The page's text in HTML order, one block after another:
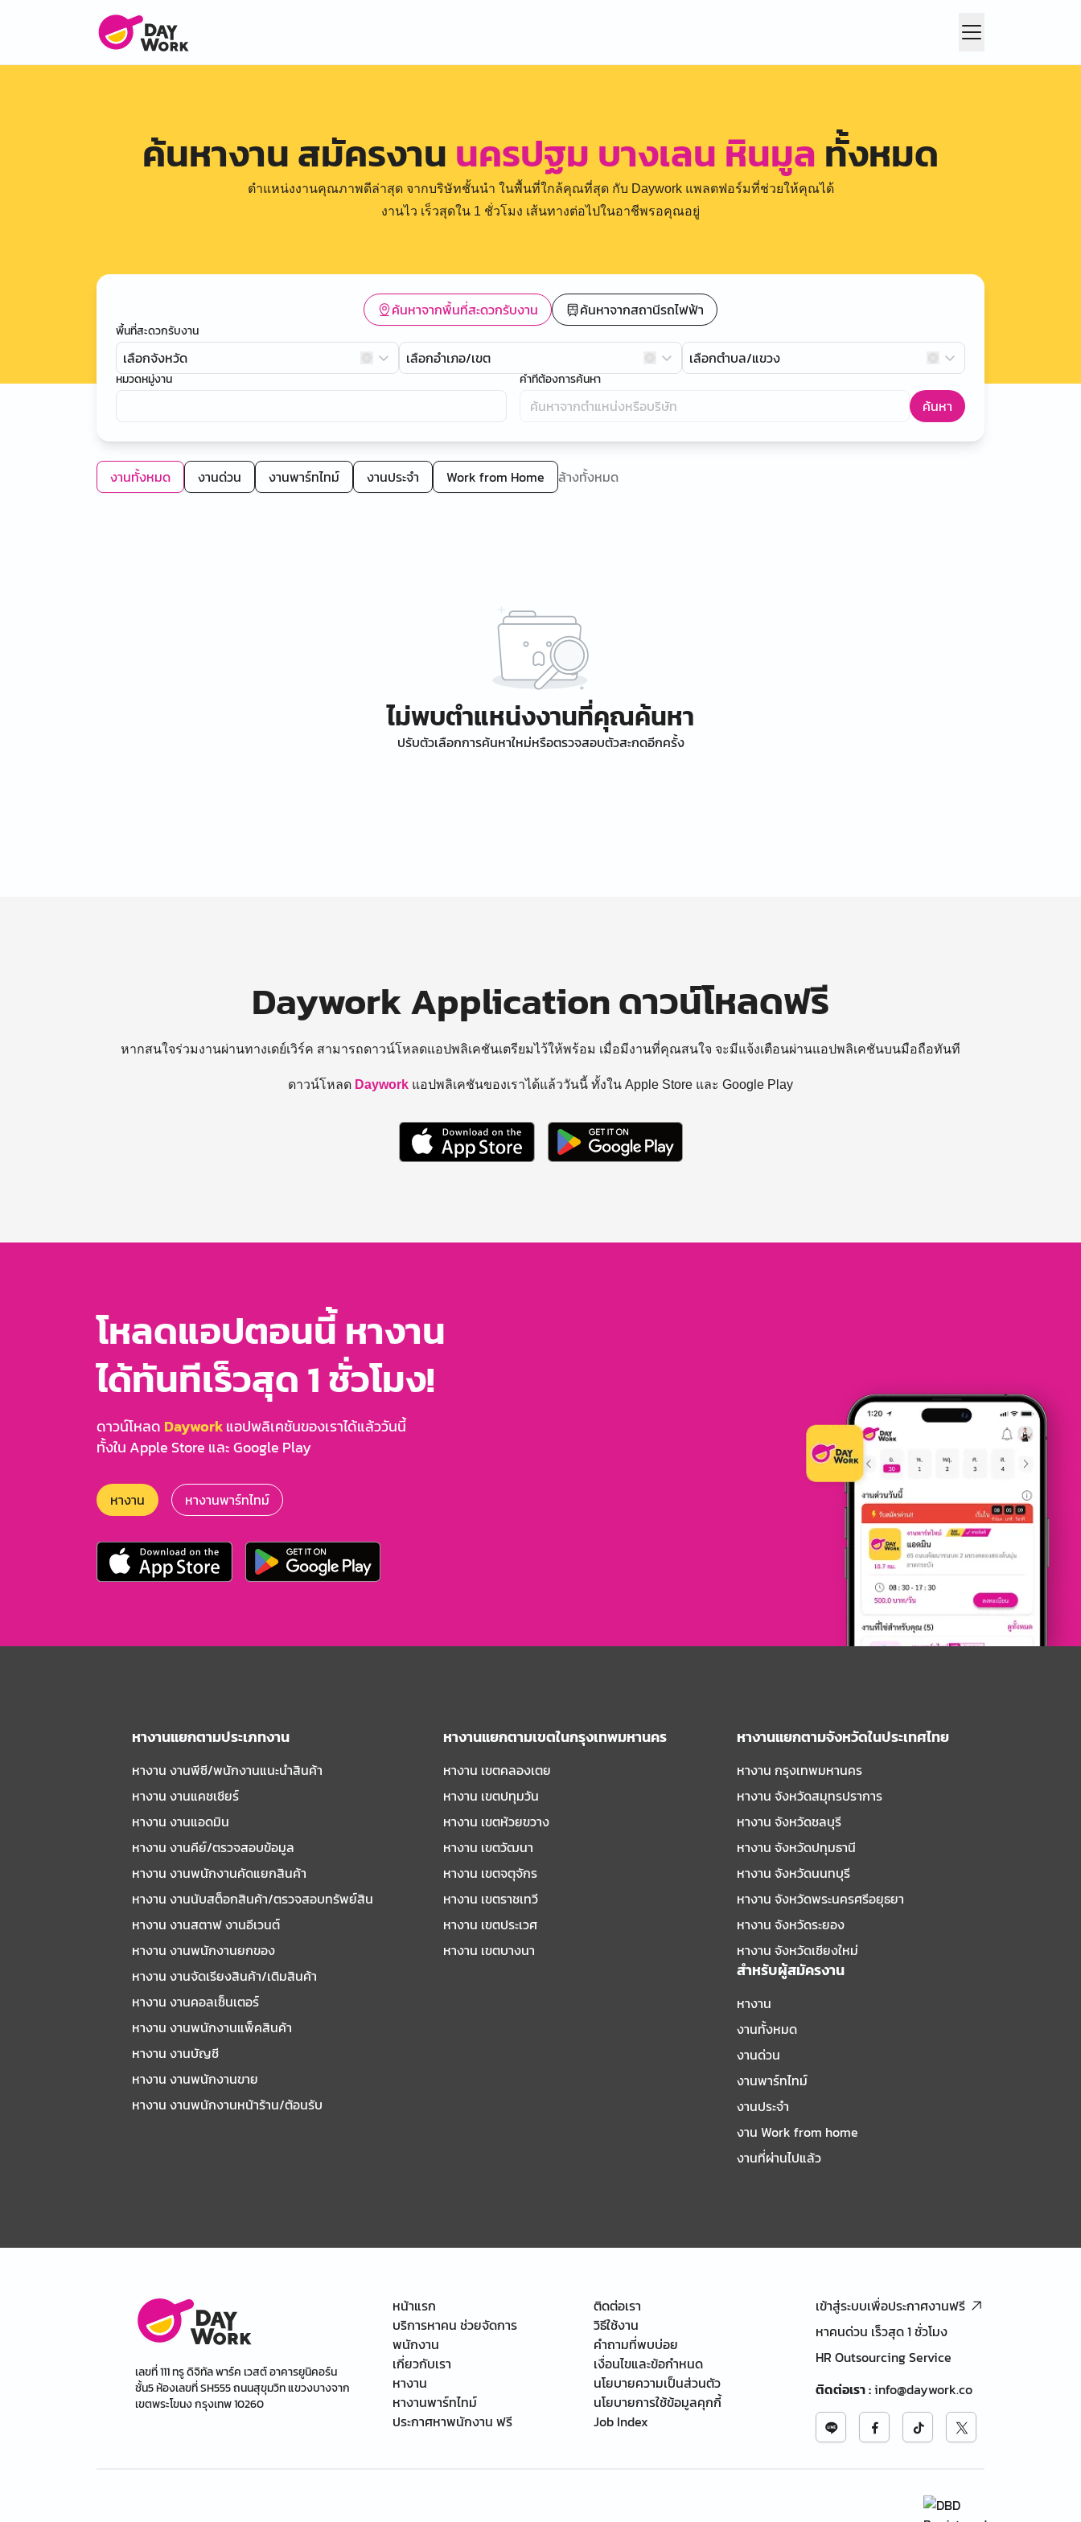
ค้นหางาน สมัครงาน นครปฐม บางเลน หินมูล ทั้งหมด
ตำแหน่งงานคุณภาพดีล่าสุด จากบริษัทชั้นนำ ในพื้นที่ใกล้คุณที่สุด กับ Daywork แพลตฟอร์มที่ช่วยให้คุณได้
งานไว เร็วสุดใน 1 ชั่วโมง เส้นทางต่อไปในอาชีพรอคุณอยู่
ค้นหาจากพื้นที่สะดวกรับงาน ค้นหาจากสถานีรถไฟฟ้า
พื้นที่สะดวกรับงาน
เลือกจังหวัด เลือกอำเภอ/เขต เลือกตำบล/แขวง
หมวดหมู่งาน คำที่ต้องการค้นหา
ค้นหา
งานทั้งหมด งานด่วน งานพาร์ทไทม์ งานประจำ Work from Home ล้างทั้งหมด
ไม่พบตำแหน่งงานที่คุณค้นหา
ปรับตัวเลือกการค้นหาใหม่หรือตรวจสอบตัวสะกดอีกครั้ง
Daywork Application ดาวน์โหลดฟรี
หากสนใจร่วมงานผ่านทางเดย์เวิร์ค สามารถดาวน์โหลดแอปพลิเคชันเตรียมไว้ให้พร้อม เมื่อมีงานที่คุณสนใจ จะมีแจ้งเตือนผ่านแอปพลิเคชันบนมือถือทันที
ดาวน์โหลด Daywork แอปพลิเคชันของเราได้แล้ววันนี้ ทั้งใน Apple Store และ Google Play
โหลดแอปตอนนี้ หางาน
ได้ทันทีเร็วสุด 1 ชั่วโมง!
ดาวน์โหลด Dayworkแอปพลิเคชันของเราได้แล้ววันนี้
ทั้งใน Apple Store และ Google Play
หางาน หางานพาร์ทไทม์
หางานแยกตามประเภทงาน
หางาน งานพีซี/พนักงานแนะนําสินค้า
หางาน งานแคชเชียร์
หางาน งานแอดมิน
หางาน งานคีย์/ตรวจสอบข้อมูล
หางาน งานพนักงานคัดแยกสินค้า
หางาน งานนับสต็อกสินค้า/ตรวจสอบทรัพย์สิน
หางาน งานสตาฟ งานอีเวนต์
หางาน งานพนักงานยกของ
หางาน งานจัดเรียงสินค้า/เติมสินค้า
หางาน งานคอลเซ็นเตอร์
หางาน งานพนักงานแพ็คสินค้า
หางาน งานบัญชี
หางาน งานพนักงานขาย
หางาน งานพนักงานหน้าร้าน/ต้อนรับ
หางานแยกตามเขตในกรุงเทพมหานคร
หางาน เขตคลองเตย
หางาน เขตปทุมวัน
หางาน เขตห้วยขวาง
หางาน เขตวัฒนา
หางาน เขตจตุจักร
หางาน เขตราชเทวี
หางาน เขตประเวศ
หางาน เขตบางนา
หางานแยกตามจังหวัดในประเทศไทย
หางาน กรุงเทพมหานคร
หางาน จังหวัดสมุทรปราการ
หางาน จังหวัดชลบุรี
หางาน จังหวัดปทุมธานี
หางาน จังหวัดนนทบุรี
หางาน จังหวัดพระนครศรีอยุธยา
หางาน จังหวัดระยอง
หางาน จังหวัดเชียงใหม่
สำหรับผู้สมัครงาน
หางาน
งานทั้งหมด
งานด่วน
งานพาร์ทไทม์
งานประจำ
งาน Work from home
งานที่ผ่านไปแล้ว
เลขที่ 111 ทรู ดิจิทัล พาร์ค เวสต์ อาคารยูนิคอร์น
ชั้น5 ห้องเลขที่ SH555 ถนนสุขุมวิท แขวงบางจาก
เขตพระโขนง กรุงเทพ 10260
หน้าแรก
บริการหาคน ช่วยจัดการ
พนักงาน
เกี่ยวกับเรา
หางาน
หางานพาร์ทไทม์
ประกาศหาพนักงาน ฟรี
ติดต่อเรา
วิธีใช้งาน
คำถามที่พบบ่อย
เงื่อนไขและข้อกำหนด
นโยบายความเป็นส่วนตัว
นโยบายการใช้ข้อมูลคุกกี้
Job Index
เข้าสู่ระบบเพื่อประกาศงานฟรี
หาคนด่วน เร็วสุด 1 ชั่วโมง
HR Outsourcing Service
ติดต่อเรา:info@daywork.co